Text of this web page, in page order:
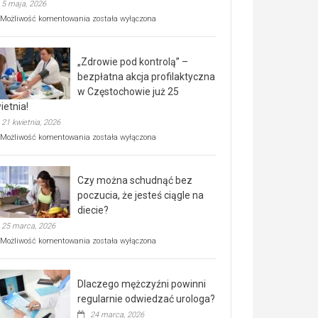
5 maja, 2026
Możliwość komentowania Rusza
rehabilitacji
dla
seniorów!
została wyłączona
„Zdrowie pod kontrolą” –
bezpłatna akcja profilaktyczna
w Częstochowie już 25
21 kwietnia, 2026
Możliwość komentowania „Zdrowie
bezpłatna
akcja
profilaktyczna
w
już
kwietnia!
została wyłączona
Czy można schudnąć bez
poczucia, że jesteś ciągle na
diecie?
25 marca, 2026
Możliwość komentowania Czy
poczucia,
że
została wyłączona
Dlaczego mężczyźni powinni
regularnie odwiedzać urologa?
24 marca, 2026